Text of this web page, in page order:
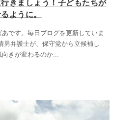
きましょう！子どもたちが
ように。
です。毎日ブログを更新していま
男弁護士が、保守党から立候補し
きが変わるのか...